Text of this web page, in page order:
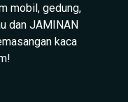
mobil, gedung,
dan JAMINAN
kaca